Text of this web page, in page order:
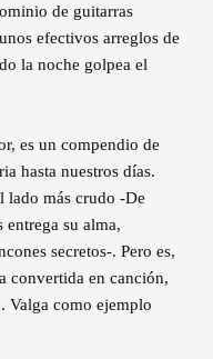
de guitarras
efectivos arreglos de
la noche golpea el
es un compendio de
hasta nuestros días.
lado más crudo -De
entrega su alma,
secretos-. Pero es,
convertida en canción,
Valga como ejemplo